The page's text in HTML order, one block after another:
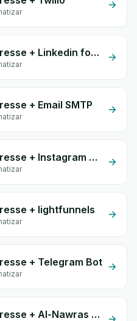
Livreego Expresse + Linkedin form
+ Email SMTP
Livreego Expresse + Instagram Comment
+ lightfunnels
+ Telegram Bot
Livreego Expresse + Al-Nawras (Nawris)